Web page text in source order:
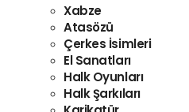
Xabze
Atasözü
Çerkes İsimleri
El Sanatları
Halk Oyunları
Halk Şarkıları